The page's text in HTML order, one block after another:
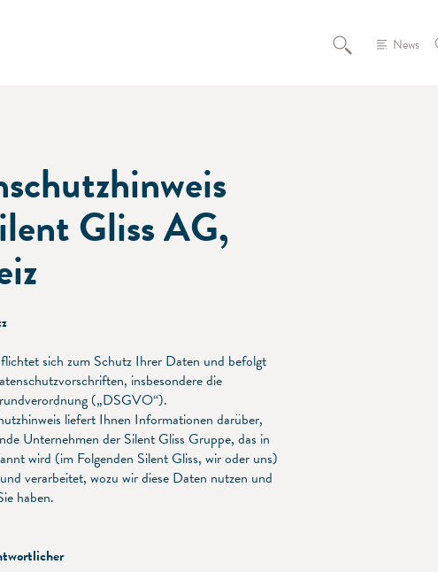
News
Gliss AG,
sich zum Schutz Ihrer Daten und befolgt
insbesondere die
(„DSGVO“).
liefert Ihnen Informationen darüber,
Unternehmen der Silent Gliss Gruppe, das in
wird (im Folgenden Silent Gliss, wir oder uns)
verarbeitet, wozu wir diese Daten nutzen und
haben.